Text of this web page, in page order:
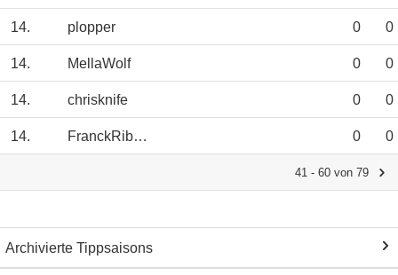
14. plopper 0 0
14. MellaWolf 0 0
14. chrisknife 0 0
14. FranckRibery 0 0
41 - 60 von 79
Archivierte Tippsaisons